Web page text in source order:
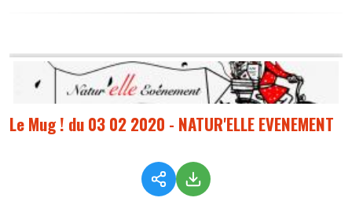
Le Mug ! du 03 02 2020 - NATUR'ELLE EVENEMENT